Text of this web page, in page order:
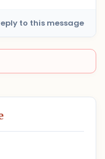
to this message